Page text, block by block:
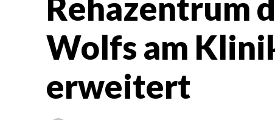
Rehazentrum
Wolfs am
erweitert